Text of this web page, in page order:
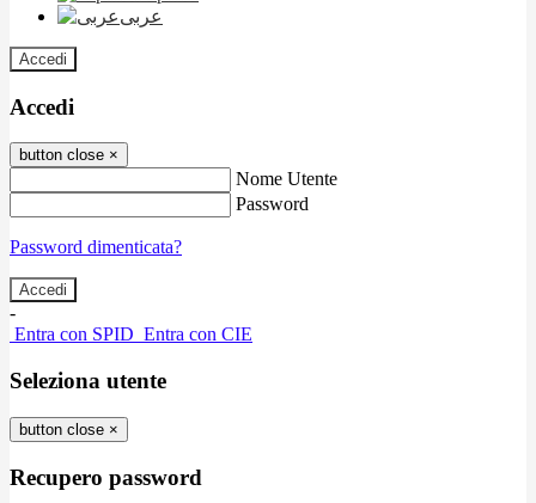
عربى
Accedi
Accedi
button close ×
Nome Utente
Password
Password dimenticata?
-
Entra con SPID Entra con CIE
Seleziona utente
button close ×
Recupero password